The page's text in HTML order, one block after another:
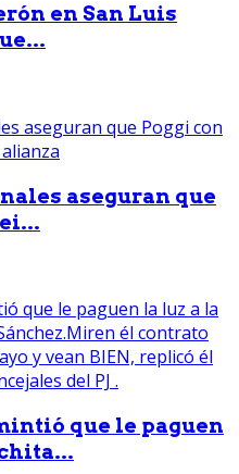
en San Luis
aseguran que
que le paguen